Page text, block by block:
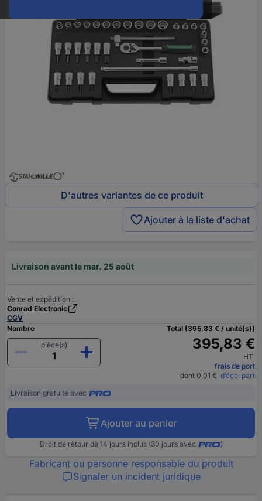
D'autres variantes de ce produit
Ajouter à la liste d'achat
Livraison avant le mar. 25 août
Vente et expédition :
Conrad Electronic
CGV
Nombre
pièce(s)
Total (395,83 € / unité(s))
395,83 €
HT
frais de port
dont 0,01 € d’éco-part
Livraison gratuite avec
Ajouter au panier
Droit de retour de 14 jours inclus (30 jours avec )
Fabricant ou personne responsable du produit
Signaler un incident juridique